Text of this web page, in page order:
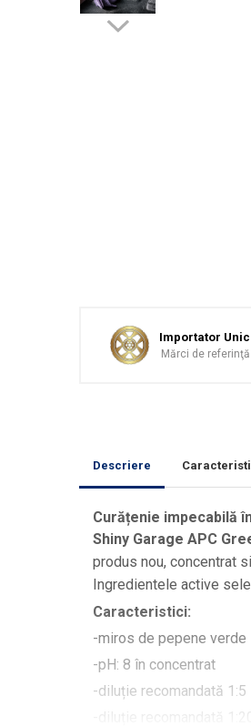
Recondiţionare Piele
Mănuşi Spălare
Prosoape Uscare
Lavete Microfibră
Importator
Mărci de
Descriere
Curățenie impecabilă
Shiny Garage APC
produs nou, concentrat
Ingredientele active
Caracteristici:
-miros de pepene verde
-pH: 8 în concentrat
-diluție recomandată